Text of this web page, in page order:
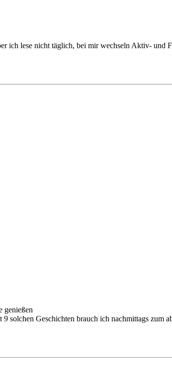
ich lese nicht täglich, bei mir wechseln Aktiv-
genießen
solchen Geschichten brauch ich nachmittags zum